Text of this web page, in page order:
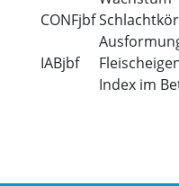
CONFjbf
IABjbf
Index im